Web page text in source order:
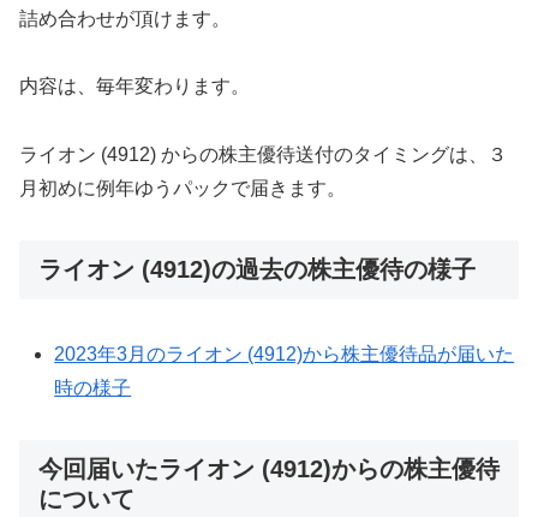
詰め合わせが頂けます。
内容は、毎年変わります。
ライオン (4912) からの株主優待送付のタイミングは、３
月初めに例年ゆうパックで届きます。
ライオン (4912)の過去の株主優待の様子
2023年3月のライオン (4912)から株主優待品が届いた
時の様子
今回届いたライオン (4912)からの株主優待
について